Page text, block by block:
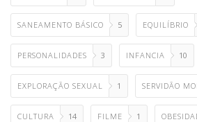
SANEAMENTO BÁSICO 5 EQUILÍBRIO
PERSONALIDADES 3 INFANCIA 10
EXPLORAÇÃO SEXUAL 1 SERVIDÃO
CULTURA 14 FILME 1